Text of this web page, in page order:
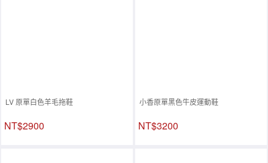
LV 原單白色羊毛拖鞋
NT$2900
小香原單黑色牛皮運動鞋
NT$3200